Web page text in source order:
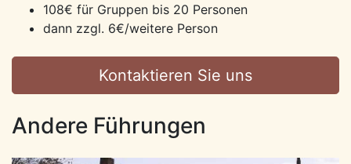
108€ für Gruppen bis 20 Personen
dann zzgl. 6€/weitere Person
Kontaktieren Sie uns
Andere Führungen